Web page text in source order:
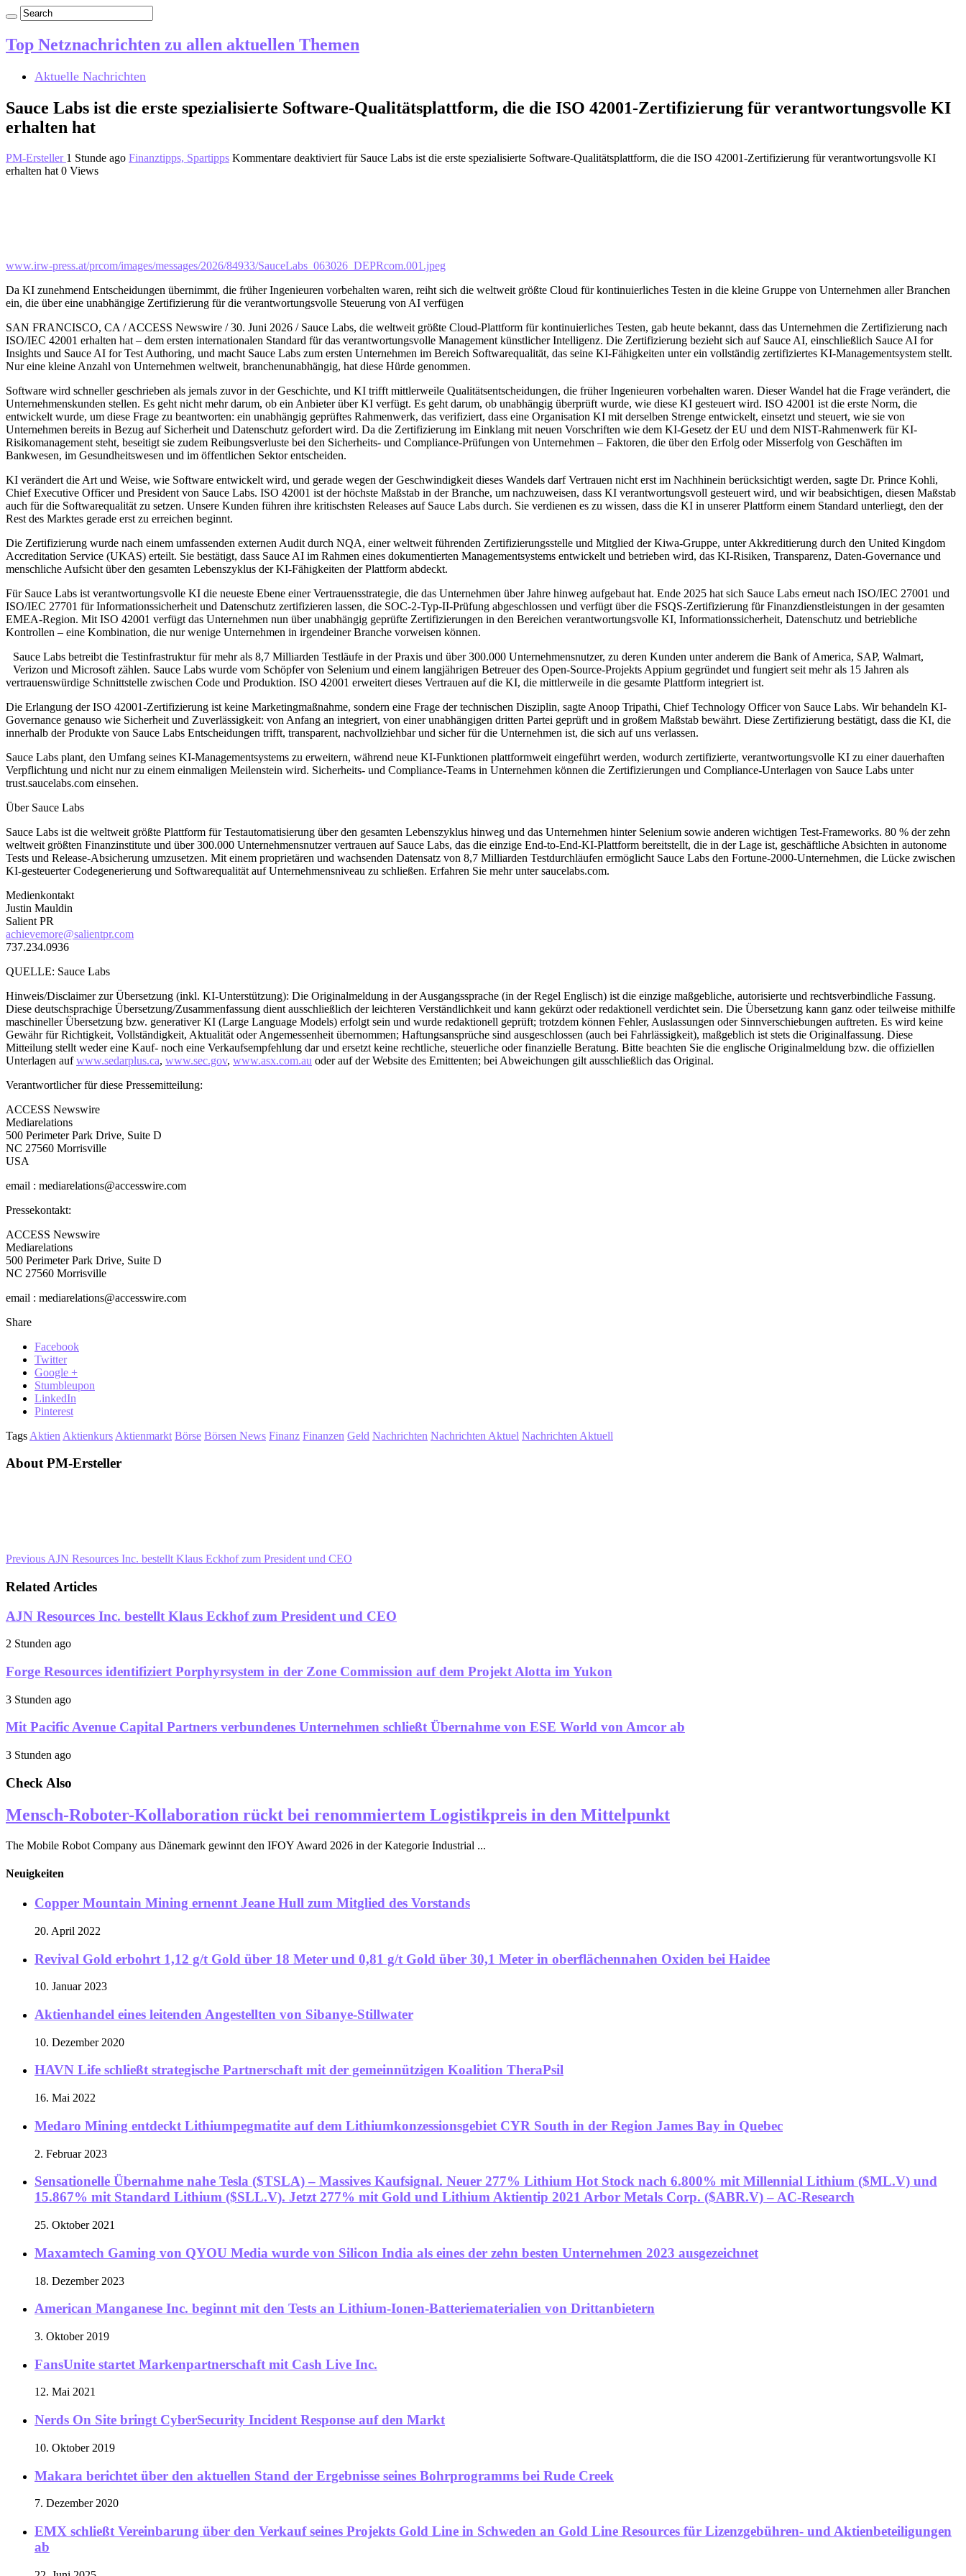
Top Netznachrichten zu allen aktuellen Themen
Aktuelle Nachrichten
Sauce Labs ist die erste spezialisierte Software-Qualitätsplattform, die die ISO 42001-Zertifizierung für verantwortungsvolle KI
erhalten hat
PM-Ersteller 1 Stunde ago Finanztipps, Spartipps Kommentare deaktiviert für Sauce Labs ist die erste spezialisierte Software-Qualitätsplattform, die die ISO 42001-Zertifizierung für verantwortungsvolle KI
erhalten hat 0 Views
www.irw-press.at/prcom/images/messages/2026/84933/SauceLabs_063026_DEPRcom.001.jpeg
Da KI zunehmend Entscheidungen übernimmt, die früher Ingenieuren vorbehalten waren, reiht sich die weltweit größte Cloud für kontinuierliches Testen in die kleine Gruppe von Unternehmen aller Branchen
ein, die über eine unabhängige Zertifizierung für die verantwortungsvolle Steuerung von AI verfügen
SAN FRANCISCO, CA / ACCESS Newswire / 30. Juni 2026 / Sauce Labs, die weltweit größte Cloud-Plattform für kontinuierliches Testen, gab heute bekannt, dass das Unternehmen die Zertifizierung nach
ISO/IEC 42001 erhalten hat – dem ersten internationalen Standard für das verantwortungsvolle Management künstlicher Intelligenz. Die Zertifizierung bezieht sich auf Sauce AI, einschließlich Sauce AI for
Insights und Sauce AI for Test Authoring, und macht Sauce Labs zum ersten Unternehmen im Bereich Softwarequalität, das seine KI-Fähigkeiten unter ein vollständig zertifiziertes KI-Managementsystem stellt.
Nur eine kleine Anzahl von Unternehmen weltweit, branchenunabhängig, hat diese Hürde genommen.
Software wird schneller geschrieben als jemals zuvor in der Geschichte, und KI trifft mittlerweile Qualitätsentscheidungen, die früher Ingenieuren vorbehalten waren. Dieser Wandel hat die Frage verändert, die
Unternehmenskunden stellen. Es geht nicht mehr darum, ob ein Anbieter über KI verfügt. Es geht darum, ob unabhängig überprüft wurde, wie diese KI gesteuert wird. ISO 42001 ist die erste Norm, die
entwickelt wurde, um diese Frage zu beantworten: ein unabhängig geprüftes Rahmenwerk, das verifiziert, dass eine Organisation KI mit derselben Strenge entwickelt, einsetzt und steuert, wie sie von
Unternehmen bereits in Bezug auf Sicherheit und Datenschutz gefordert wird. Da die Zertifizierung im Einklang mit neuen Vorschriften wie dem KI-Gesetz der EU und dem NIST-Rahmenwerk für KI-
Risikomanagement steht, beseitigt sie zudem Reibungsverluste bei den Sicherheits- und Compliance-Prüfungen von Unternehmen – Faktoren, die über den Erfolg oder Misserfolg von Geschäften im
Bankwesen, im Gesundheitswesen und im öffentlichen Sektor entscheiden.
KI verändert die Art und Weise, wie Software entwickelt wird, und gerade wegen der Geschwindigkeit dieses Wandels darf Vertrauen nicht erst im Nachhinein berücksichtigt werden, sagte Dr. Prince Kohli,
Chief Executive Officer und President von Sauce Labs. ISO 42001 ist der höchste Maßstab in der Branche, um nachzuweisen, dass KI verantwortungsvoll gesteuert wird, und wir beabsichtigen, diesen Maßstab
auch für die Softwarequalität zu setzen. Unsere Kunden führen ihre kritischsten Releases auf Sauce Labs durch. Sie verdienen es zu wissen, dass die KI in unserer Plattform einem Standard unterliegt, den der
Rest des Marktes gerade erst zu erreichen beginnt.
Die Zertifizierung wurde nach einem umfassenden externen Audit durch NQA, einer weltweit führenden Zertifizierungsstelle und Mitglied der Kiwa-Gruppe, unter Akkreditierung durch den United Kingdom
Accreditation Service (UKAS) erteilt. Sie bestätigt, dass Sauce AI im Rahmen eines dokumentierten Managementsystems entwickelt und betrieben wird, das KI-Risiken, Transparenz, Daten-Governance und
menschliche Aufsicht über den gesamten Lebenszyklus der KI-Fähigkeiten der Plattform abdeckt.
Für Sauce Labs ist verantwortungsvolle KI die neueste Ebene einer Vertrauensstrategie, die das Unternehmen über Jahre hinweg aufgebaut hat. Ende 2025 hat sich Sauce Labs erneut nach ISO/IEC 27001 und
ISO/IEC 27701 für Informationssicherheit und Datenschutz zertifizieren lassen, die SOC-2-Typ-II-Prüfung abgeschlossen und verfügt über die FSQS-Zertifizierung für Finanzdienstleistungen in der gesamten
EMEA-Region. Mit ISO 42001 verfügt das Unternehmen nun über unabhängig geprüfte Zertifizierungen in den Bereichen verantwortungsvolle KI, Informationssicherheit, Datenschutz und betriebliche
Kontrollen – eine Kombination, die nur wenige Unternehmen in irgendeiner Branche vorweisen können.
Sauce Labs betreibt die Testinfrastruktur für mehr als 8,7 Milliarden Testläufe in der Praxis und über 300.000 Unternehmensnutzer, zu deren Kunden unter anderem die Bank of America, SAP, Walmart,
Verizon und Microsoft zählen. Sauce Labs wurde vom Schöpfer von Selenium und einem langjährigen Betreuer des Open-Source-Projekts Appium gegründet und fungiert seit mehr als 15 Jahren als
vertrauenswürdige Schnittstelle zwischen Code und Produktion. ISO 42001 erweitert dieses Vertrauen auf die KI, die mittlerweile in die gesamte Plattform integriert ist.
Die Erlangung der ISO 42001-Zertifizierung ist keine Marketingmaßnahme, sondern eine Frage der technischen Disziplin, sagte Anoop Tripathi, Chief Technology Officer von Sauce Labs. Wir behandeln KI-
Governance genauso wie Sicherheit und Zuverlässigkeit: von Anfang an integriert, von einer unabhängigen dritten Partei geprüft und in großem Maßstab bewährt. Diese Zertifizierung bestätigt, dass die KI, die
innerhalb der Produkte von Sauce Labs Entscheidungen trifft, transparent, nachvollziehbar und sicher für die Unternehmen ist, die sich auf uns verlassen.
Sauce Labs plant, den Umfang seines KI-Managementsystems zu erweitern, während neue KI-Funktionen plattformweit eingeführt werden, wodurch zertifizierte, verantwortungsvolle KI zu einer dauerhaften
Verpflichtung und nicht nur zu einem einmaligen Meilenstein wird. Sicherheits- und Compliance-Teams in Unternehmen können die Zertifizierungen und Compliance-Unterlagen von Sauce Labs unter
trust.saucelabs.com einsehen.
Über Sauce Labs
Sauce Labs ist die weltweit größte Plattform für Testautomatisierung über den gesamten Lebenszyklus hinweg und das Unternehmen hinter Selenium sowie anderen wichtigen Test-Frameworks. 80 % der zehn
weltweit größten Finanzinstitute und über 300.000 Unternehmensnutzer vertrauen auf Sauce Labs, das die einzige End-to-End-KI-Plattform bereitstellt, die in der Lage ist, geschäftliche Absichten in autonome
Tests und Release-Absicherung umzusetzen. Mit einem proprietären und wachsenden Datensatz von 8,7 Milliarden Testdurchläufen ermöglicht Sauce Labs den Fortune-2000-Unternehmen, die Lücke zwischen
KI-gesteuerter Codegenerierung und Softwarequalität auf Unternehmensniveau zu schließen. Erfahren Sie mehr unter saucelabs.com.
Medienkontakt
Justin Mauldin
Salient PR
achievemore@salientpr.com
737.234.0936
QUELLE: Sauce Labs
Hinweis/Disclaimer zur Übersetzung (inkl. KI-Unterstützung): Die Originalmeldung in der Ausgangssprache (in der Regel Englisch) ist die einzige maßgebliche, autorisierte und rechtsverbindliche Fassung.
Diese deutschsprachige Übersetzung/Zusammenfassung dient ausschließlich der leichteren Verständlichkeit und kann gekürzt oder redaktionell verdichtet sein. Die Übersetzung kann ganz oder teilweise mithilfe
maschineller Übersetzung bzw. generativer KI (Large Language Models) erfolgt sein und wurde redaktionell geprüft; trotzdem können Fehler, Auslassungen oder Sinnverschiebungen auftreten. Es wird keine
Gewähr für Richtigkeit, Vollständigkeit, Aktualität oder Angemessenheit übernommen; Haftungsansprüche sind ausgeschlossen (auch bei Fahrlässigkeit), maßgeblich ist stets die Originalfassung. Diese
Mitteilung stellt weder eine Kauf- noch eine Verkaufsempfehlung dar und ersetzt keine rechtliche, steuerliche oder finanzielle Beratung. Bitte beachten Sie die englische Originalmeldung bzw. die offiziellen
Unterlagen aufwww.sedarplus.ca, www.sec.gov, www.asx.com.au oder auf der Website des Emittenten; bei Abweichungen gilt ausschließlich das Original.
Verantwortlicher für diese Pressemitteilung:
ACCESS Newswire
Mediarelations
500 Perimeter Park Drive, Suite D
NC 27560 Morrisville
USA
email : mediarelations@accesswire.com
Pressekontakt:
ACCESS Newswire
Mediarelations
500 Perimeter Park Drive, Suite D
NC 27560 Morrisville
email : mediarelations@accesswire.com
Share
Facebook
Twitter
Google +
Stumbleupon
LinkedIn
Pinterest
Tags Aktien Aktienkurs Aktienmarkt Börse Börsen News Finanz Finanzen Geld Nachrichten Nachrichten Aktuel Nachrichten Aktuell
About PM-Ersteller
Previous AJN Resources Inc. bestellt Klaus Eckhof zum President und CEO
Related Articles
AJN Resources Inc. bestellt Klaus Eckhof zum President und CEO
2 Stunden ago
Forge Resources identifiziert Porphyrsystem in der Zone Commission auf dem Projekt Alotta im Yukon
3 Stunden ago
Mit Pacific Avenue Capital Partners verbundenes Unternehmen schließt Übernahme von ESE World von Amcor ab
3 Stunden ago
Check Also
Mensch-Roboter-Kollaboration rückt bei renommiertem Logistikpreis in den Mittelpunkt
The Mobile Robot Company aus Dänemark gewinnt den IFOY Award 2026 in der Kategorie Industrial ...
Neuigkeiten
Copper Mountain Mining ernennt Jeane Hull zum Mitglied des Vorstands
20. April 2022
Revival Gold erbohrt 1,12 g/t Gold über 18 Meter und 0,81 g/t Gold über 30,1 Meter in oberflächennahen Oxiden bei Haidee
10. Januar 2023
Aktienhandel eines leitenden Angestellten von Sibanye-Stillwater
10. Dezember 2020
HAVN Life schließt strategische Partnerschaft mit der gemeinnützigen Koalition TheraPsil
16. Mai 2022
Medaro Mining entdeckt Lithiumpegmatite auf dem Lithiumkonzessionsgebiet CYR South in der Region James Bay in Quebec
2. Februar 2023
Sensationelle Übernahme nahe Tesla ($TSLA) – Massives Kaufsignal. Neuer 277% Lithium Hot Stock nach 6.800% mit Millennial Lithium ($ML.V) und
15.867% mit Standard Lithium ($SLL.V). Jetzt 277% mit Gold und Lithium Aktientip 2021 Arbor Metals Corp. ($ABR.V) – AC-Research
25. Oktober 2021
Maxamtech Gaming von QYOU Media wurde von Silicon India als eines der zehn besten Unternehmen 2023 ausgezeichnet
18. Dezember 2023
American Manganese Inc. beginnt mit den Tests an Lithium-Ionen-Batteriematerialien von Drittanbietern
3. Oktober 2019
FansUnite startet Markenpartnerschaft mit Cash Live Inc.
12. Mai 2021
Nerds On Site bringt CyberSecurity Incident Response auf den Markt
10. Oktober 2019
Makara berichtet über den aktuellen Stand der Ergebnisse seines Bohrprogramms bei Rude Creek
7. Dezember 2020
EMX schließt Vereinbarung über den Verkauf seines Projekts Gold Line in Schweden an Gold Line Resources für Lizenzgebühren- und Aktienbeteiligungen
ab